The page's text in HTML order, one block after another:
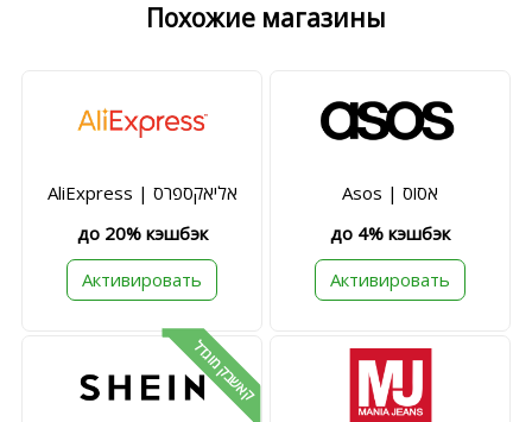
Похожие магазины
AliExpress | אליאקספרס
до 20% кэшбэк
Активировать
Asos | אסוס
до 4% кэшбэк
Активировать
קאשבק מוגדל